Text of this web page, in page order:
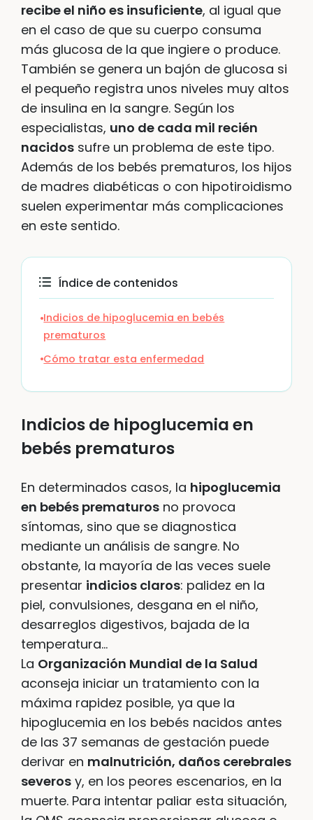
recibe el niño es insuficiente, al igual que
en el caso de que su cuerpo consuma
más glucosa de la que ingiere o produce.
También se genera un bajón de glucosa si
el pequeño registra unos niveles muy altos
de insulina en la sangre. Según los
especialistas, uno de cada mil recién
nacidos sufre un problema de este tipo.
Además de los bebés prematuros, los hijos
de madres diabéticas o con hipotiroidismo
suelen experimentar más complicaciones
en este sentido.
Índice de contenidos
Indicios de hipoglucemia en bebés
prematuros
Cómo tratar esta enfermedad
Indicios de hipoglucemia en
bebés prematuros
En determinados casos, la hipoglucemia
en bebés prematuros no provoca
síntomas, sino que se diagnostica
mediante un análisis de sangre. No
obstante, la mayoría de las veces suele
presentar indicios claros: palidez en la
piel, convulsiones, desgana en el niño,
desarreglos digestivos, bajada de la
temperatura…
La Organización Mundial de la Salud
aconseja iniciar un tratamiento con la
máxima rapidez posible, ya que la
hipoglucemia en los bebés nacidos antes
de las 37 semanas de gestación puede
derivar en malnutrición, daños cerebrales
severos y, en los peores escenarios, en la
muerte. Para intentar paliar esta situación,